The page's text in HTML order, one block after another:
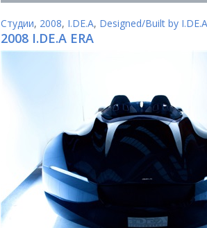
Студии, 2008, I.DE.A, Designed/Built by I.DE.A
2008 I.DE.A ERA